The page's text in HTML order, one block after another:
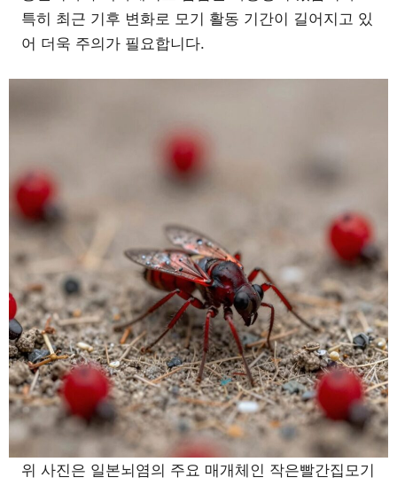
특히 최근 기후 변화로 모기 활동 기간이 길어지고 있
어 더욱 주의가 필요합니다.
위 사진은 일본뇌염의 주요 매개체인 작은빨간집모기